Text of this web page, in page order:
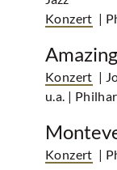
Konzert |
Konzert |
u.a. |
Konzert |